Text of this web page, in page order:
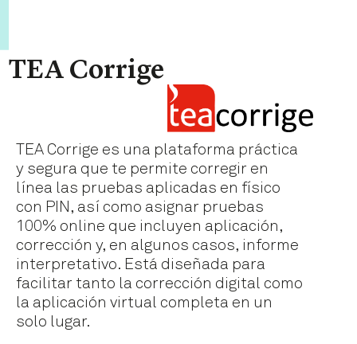
TEA Corrige
TEA Corrige es una plataforma práctica
y segura que te permite corregir en
línea las pruebas aplicadas en físico
con PIN, así como asignar pruebas
100% online que incluyen aplicación,
corrección y, en algunos casos, informe
interpretativo. Está diseñada para
facilitar tanto la corrección digital como
la aplicación virtual completa en un
solo lugar.